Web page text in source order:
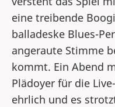
eine treibende
balladeske Blues-
angeraute Stimme
kommt. Ein Abend
Plädoyer für die
ehrlich und es